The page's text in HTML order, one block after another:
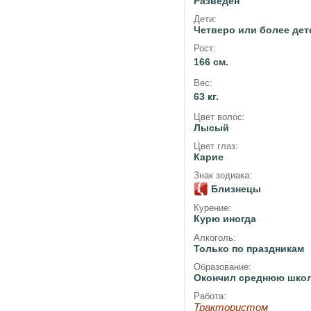
Дети:
Четверо или более
Рост:
166 см.
Вес:
63 кг.
Цвет волос:
Лысый
Цвет глаз:
Карие
Знак зодиака:
Близнецы
Курение:
Курю иногда
Алкоголь:
Только по праздникам
Образование:
Окончил среднюю
Работа:
Трактористом